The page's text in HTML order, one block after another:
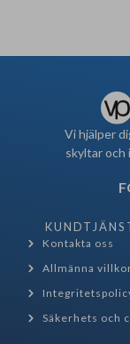
Vi hjälper
skyltar och
Kontakta oss
Allmänna
Säkerhets och